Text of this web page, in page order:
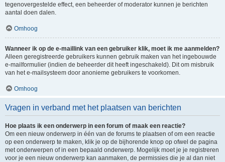
tegenovergestelde effect, een beheerder of moderator kunnen je berichten
aantal doen dalen.
Omhoog
Wanneer ik op de e-maillink van een gebruiker klik, moet ik me aanmelden?
Alleen geregistreerde gebruikers kunnen gebruik maken van het ingebouwde
e-mailformulier (indien de beheerder dit heeft ingeschakeld). Dit om misbruik
van het e-mailsysteem door anonieme gebruikers te voorkomen.
Omhoog
Vragen in verband met het plaatsen van berichten
Hoe plaats ik een onderwerp in een forum of maak een reactie?
Om een nieuw onderwerp in één van de forums te plaatsen of om een reactie
op een onderwerp te maken, klik je op de bijhorende knop op ofwel de pagina
met onderwerpen of in een bepaald onderwerp. Mogelijk moet je je registreren
voor je een nieuw onderwerp kan aanmaken, de permissies die je al dan niet